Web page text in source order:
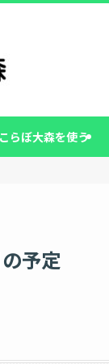
らぼ大森を使う
予定